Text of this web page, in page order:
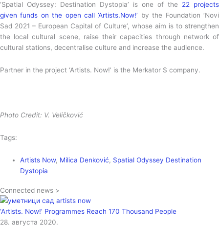
‘Spatial Odyssey: Destination Dystopia’ is one of the 22 projects
given funds on the open call ’Artists.Now!’ by the Foundation ’Novi
Sad 2021 – European Capital of Culture’, whose aim is to strengthen
the local cultural scene, raise their capacities through network of
cultural stations, decentralise culture and increase the audience.
Partner in the project ‘Artists. Now!’ is the Merkator S company.
Photo Credit: V. Veličković
Tags:
Artists Now, Milica Denković, Spatial Odyssey Destination
Dystopia
Connected news >
‘Artists. Now!’ Programmes Reach 170 Thousand People
28. августа 2020.